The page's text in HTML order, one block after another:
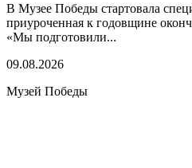
В Музее Победы стартовала
приуроченная к годовщине
«Мы подготовили...
09.08.2026
Музей Победы